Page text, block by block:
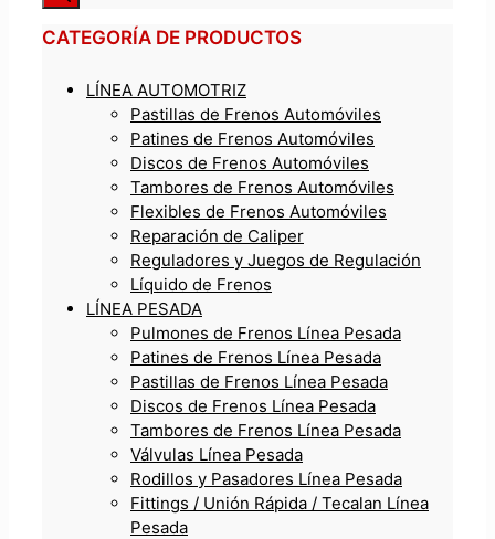
CATEGORÍA DE PRODUCTOS
LÍNEA AUTOMOTRIZ
Pastillas de Frenos Automóviles
Patines de Frenos Automóviles
Discos de Frenos Automóviles
Tambores de Frenos Automóviles
Flexibles de Frenos Automóviles
Reparación de Caliper
Reguladores y Juegos de Regulación
Líquido de Frenos
LÍNEA PESADA
Pulmones de Frenos Línea Pesada
Patines de Frenos Línea Pesada
Pastillas de Frenos Línea Pesada
Discos de Frenos Línea Pesada
Tambores de Frenos Línea Pesada
Válvulas Línea Pesada
Rodillos y Pasadores Línea Pesada
Fittings / Unión Rápida / Tecalan Línea
Pesada